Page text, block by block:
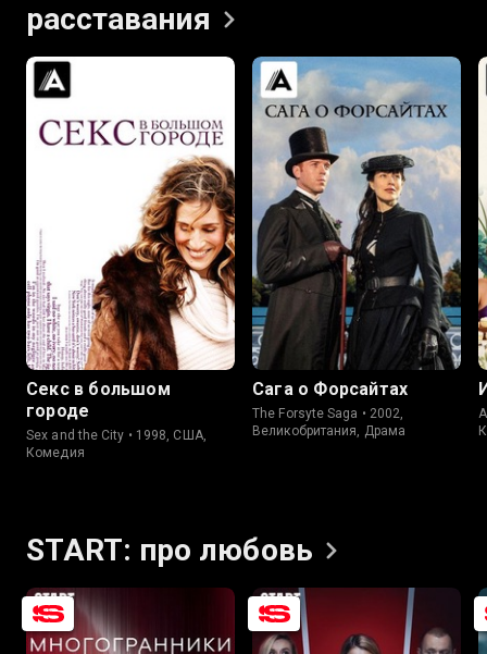
расставания
8.2 7.4
Секс в большом
городе
Sex and the City • 1998, США,
Комедия
8.0
Сага о Форсайтах
The Forsyte Saga • 2002,
Великобритания, Драма
START: про любовь